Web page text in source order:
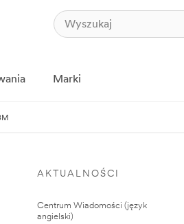
Marki
AKTUALNOŚCI
Centrum Wiadomości (język
angielski)